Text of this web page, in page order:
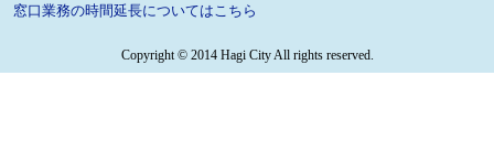
窓口業務の時間延長についてはこちら
Copyright © 2014 Hagi City All rights reserved.